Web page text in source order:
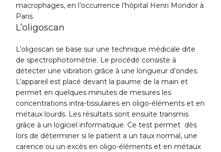
macrophages, en l’occurrence l’hôpital Henri Mondor à
Paris.
L’oligoscan
L’oligoscan se base sur une technique médicale dite
de spectrophotométrie. Le procédé consiste à
détecter une vibration grâce à une longueur d’ondes.
L’appareil est placé devant la paume de la main et
permet en quelques minutes de mesures les
concentrations intra-tissulaires en oligo-éléments et en
métaux lourds. Les résultats sont ensuite transmis
grâce à un logiciel informatique. Ce test permet dès
lors de déterminer si le patient a un taux normal, une
carence ou un excès en oligo-éléments et en métaux